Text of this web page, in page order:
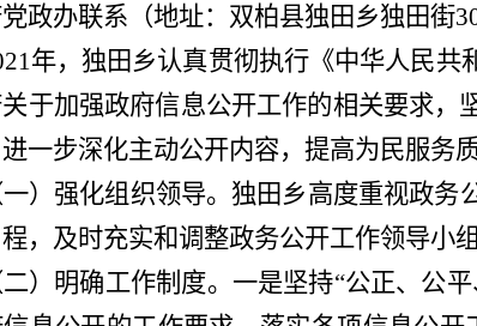
政办联系（地址： 双柏县独田乡独田街
年， 独田 乡认真贯彻执行《中华人民共
关于加强政府信息公开工作的相关要求
一步深化主动公开内容，提高为民服务
一）强化组织领导。 独田 乡高度重视政务
，及时充实和调整政务公开工作领导小
二）明确工作制度。 一是坚持“公正、公